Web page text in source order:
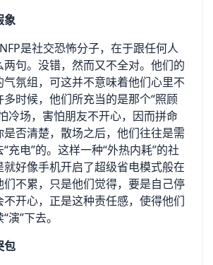
象
是社交恐怖分子，在于跟任何人
句。没错，然而又不全对。他们的
氛组，可这并不意味着他们心里不
时候，他们所充当的是那个“照顾
冷场，害怕朋友不开心，因而拼命
否清楚，散场之后，他们往往是需
充电”的。这样一种“外热内耗”的社
就好像手机开启了超级省电模式般在
不累，只是他们觉得，要是自己停
开心，正是这种责任感，使得他们
演”下去。
包